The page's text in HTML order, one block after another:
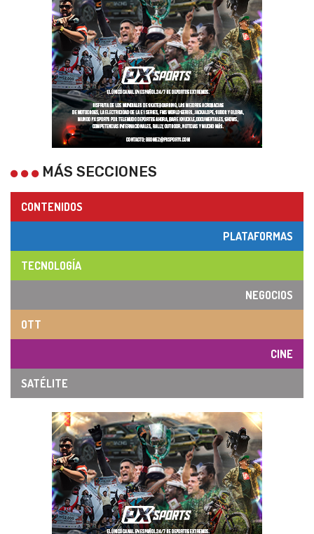
MÁS SECCIONES
CONTENIDOS
PLATAFORMAS
TECNOLOGÍA
NEGOCIOS
OTT
CINE
SATÉLITE